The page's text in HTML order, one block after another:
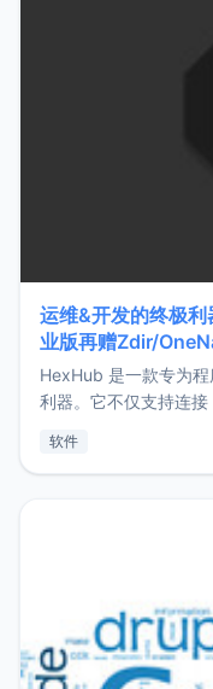
运维&开发的终极
业版再赠Zdir/
HexHub 是一款专为
利器。它不仅支持连
件间频繁切换，仅凭
软件